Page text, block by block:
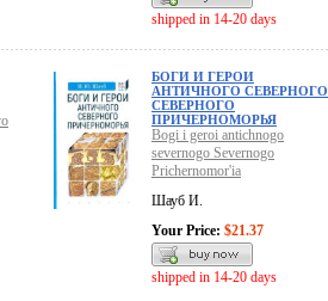
shipped in 14-20 days
БОГИ И ГЕРОИ
АНТИЧНОГО СЕВЕРНОГО
СЕВЕРНОГО
ПРИЧЕРНОМОРЬЯ
Bogi i geroi antichnogo
severnogo Severnogo
Prichernomor'ia
Шауб И.
Your Price: $21.37
shipped in 14-20 days